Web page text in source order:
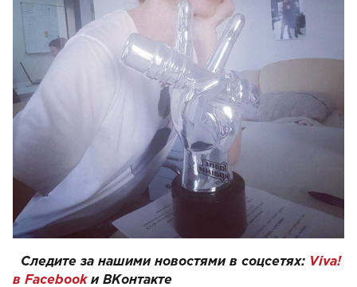
Следите за нашими новостями в соцсетях: Viva!
в Facebookи ВКонтакте